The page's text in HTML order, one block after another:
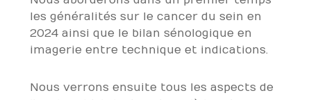
les généralités sur le cancer du sein en
2024 ainsi que le bilan sénologique en
imagerie entre technique et indications.
Nous verrons ensuite tous les aspects de